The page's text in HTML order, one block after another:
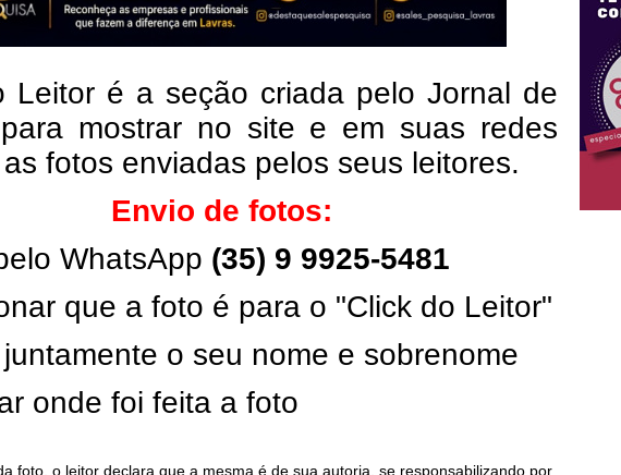
Leitor é a seção criada pelo Jornal de
mostrar no site e em suas redes
fotos enviadas pelos seus leitores.
Envio de fotos:
WhatsApp (35) 9 9925-5481
que a foto é para o "Click do Leitor"
o seu nome e sobrenome
onde foi feita a foto
foto, o leitor declara que a mesma é de sua autoria, se responsabilizando por